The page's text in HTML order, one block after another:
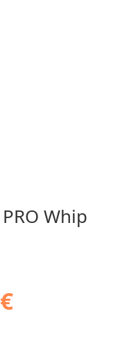
Whip
€Fascia